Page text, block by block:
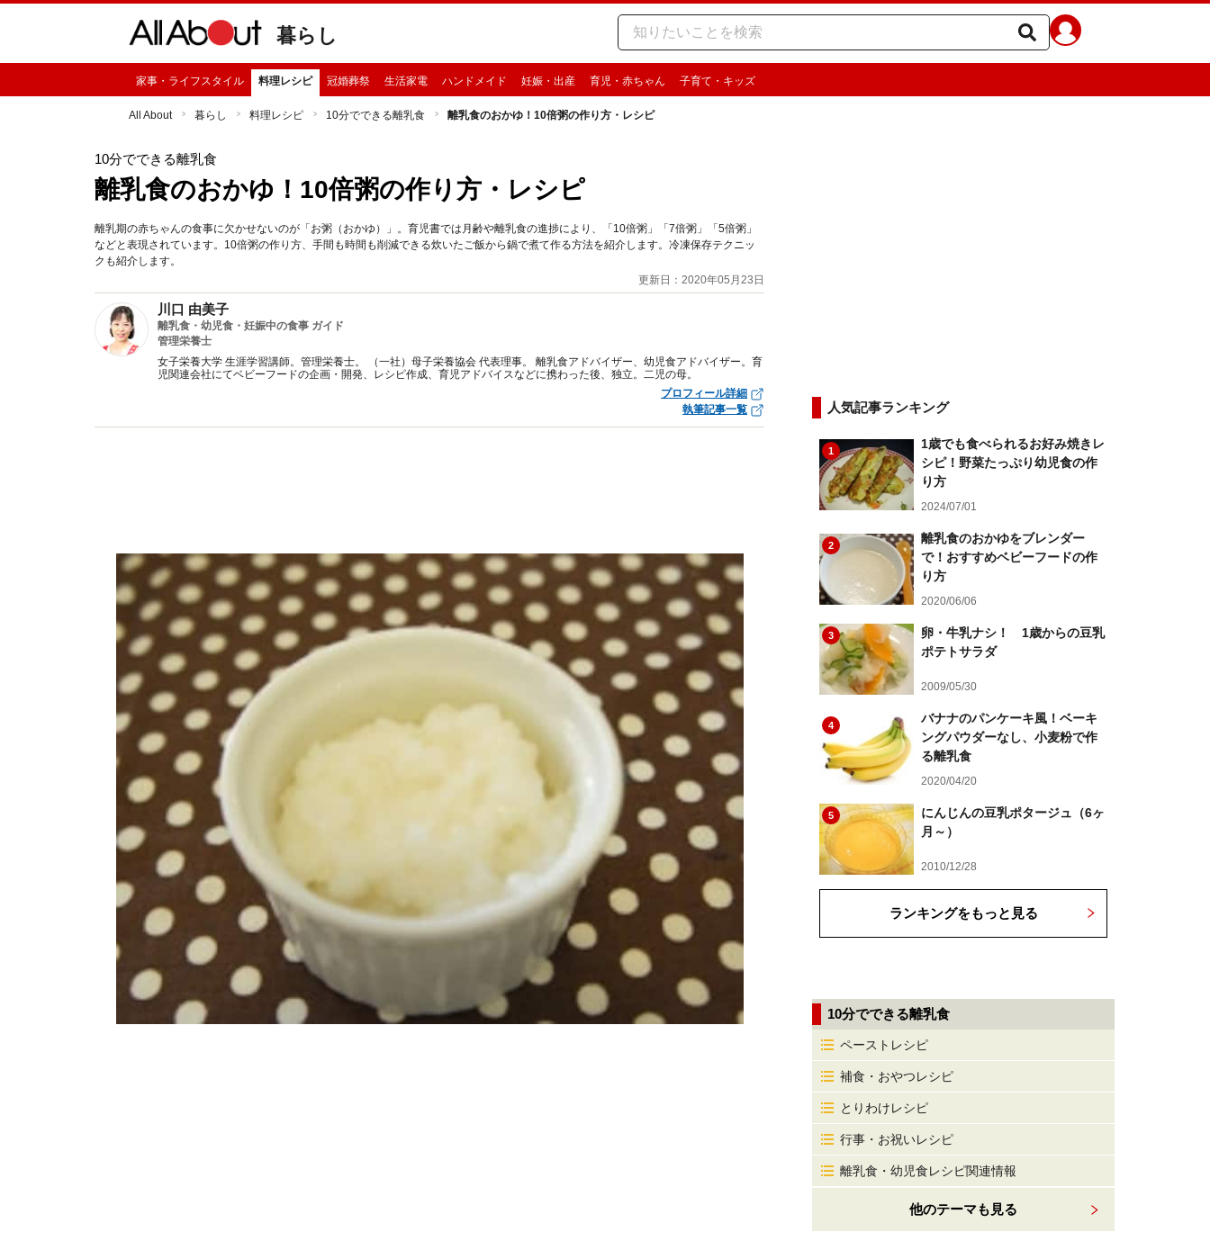
暮らし
家事・ライフスタイル 料理レシピ 冠婚葬祭 生活家電 ハンドメイド 妊娠・出産 育児・赤ちゃん 子育て・キッズ
All About 暮らし 料理レシピ 10分でできる離乳食 離乳食のおかゆ！10倍粥の作り方・レシピ
10分でできる離乳食
離乳食のおかゆ！10倍粥の作り方・レシピ
離乳期の赤ちゃんの食事に欠かせないのが「お粥（おかゆ）」。育児書では月齢や離乳食の進捗により、「10倍粥」「7倍粥」「5倍粥」
などと表現されています。10倍粥の作り方、手間も時間も削減できる炊いたご飯から鍋で煮て作る方法を紹介します。冷凍保存テクニッ
クも紹介します。
更新日：2020年05月23日
川口 由美子
離乳食・幼児食・妊娠中の食事 ガイド
管理栄養士
女子栄養大学 生涯学習講師。管理栄養士。 （一社）母子栄養協会 代表理事。 離乳食アドバイザー、幼児食アドバイザー。育
児関連会社にてベビーフードの企画・開発、レシピ作成、育児アドバイスなどに携わった後、独立。二児の母。
プロフィール詳細
執筆記事一覧
人気記事ランキング
1
1歳でも食べられるお好み焼きレ
シピ！野菜たっぷり幼児食の作
り方
2024/07/01
2
離乳食のおかゆをブレンダー
で！おすすめベビーフードの作
り方
2020/06/06
3
卵・牛乳ナシ！ 1歳からの豆乳
ポテトサラダ
2009/05/30
4
バナナのパンケーキ風！ベーキ
ングパウダーなし、小麦粉で作
る離乳食
2020/04/20
5
にんじんの豆乳ポタージュ（6ヶ
月～）
2010/12/28
ランキングをもっと見る
10分でできる離乳食
ペーストレシピ
補食・おやつレシピ
とりわけレシピ
行事・お祝いレシピ
離乳食・幼児食レシピ関連情報
他のテーマも見る